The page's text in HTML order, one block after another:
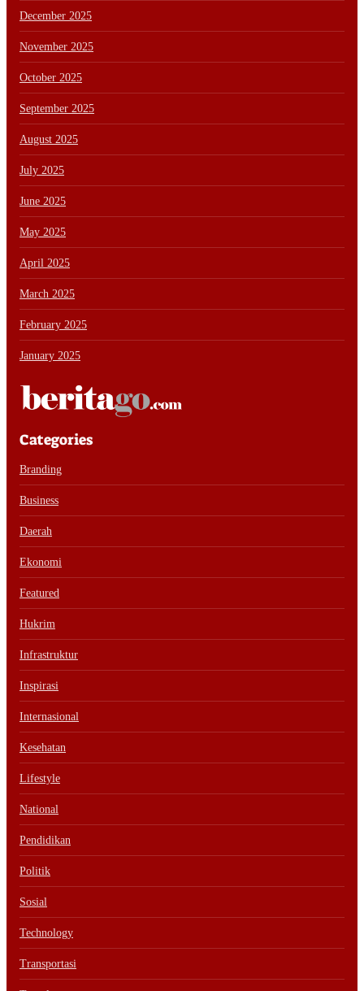
December 2025
November 2025
October 2025
September 2025
August 2025
July 2025
June 2025
May 2025
April 2025
March 2025
February 2025
January 2025
Categories
Branding
Business
Daerah
Ekonomi
Featured
Hukrim
Infrastruktur
Inspirasi
Internasional
Kesehatan
Lifestyle
National
Pendidikan
Politik
Sosial
Technology
Transportasi